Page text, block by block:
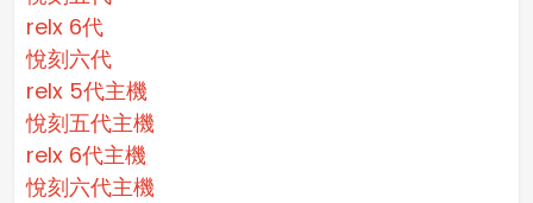
relx 6代
悅刻六代
relx 5代主機
悅刻五代主機
relx 6代主機
悅刻六代主機